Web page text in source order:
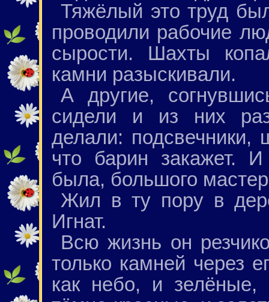
Тяжёлый это труд
проводили рабочие
сырости. Шахты
камни разыскивали.
А другие,
сидели и из них
делали:
что барин закажет.
была, большого
Жил в ту пору в
Игнат.
Всю жизнь он
только камней через
как небо, и зелёные,